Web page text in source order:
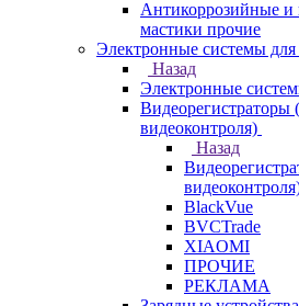
Антикоррозийные
мастики прочие
Электронные системы для
Назад
Электронные
Видеорегистраторы
видеоконтроля)
Назад
BlackVue
BVCTrade
XIAOMI
ПРОЧИЕ
РЕКЛАМА